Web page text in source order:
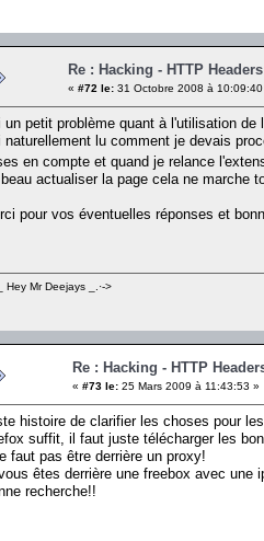
Re : Hacking - HTTP Headers
« #72 le: 31 Octobre 2008 à
un petit problème quant à l'utilisation
naturellement lu comment je devais
en compte et quand je relance
actualiser la page cela ne marche
pour vos éventuelles réponses et
Hey Mr Deejays _.·->
Re : Hacking - HTTP
« #73 le: 25 Mars 2009 à 11:43:53 »
histoire de clarifier les choses pour
suffit, il faut juste télécharger les
faut pas être derrière un proxy!
êtes derrière une freebox avec une
recherche!!